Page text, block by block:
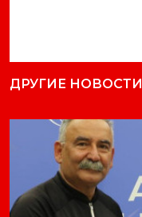
ДРУГИЕ НОВОСТИ